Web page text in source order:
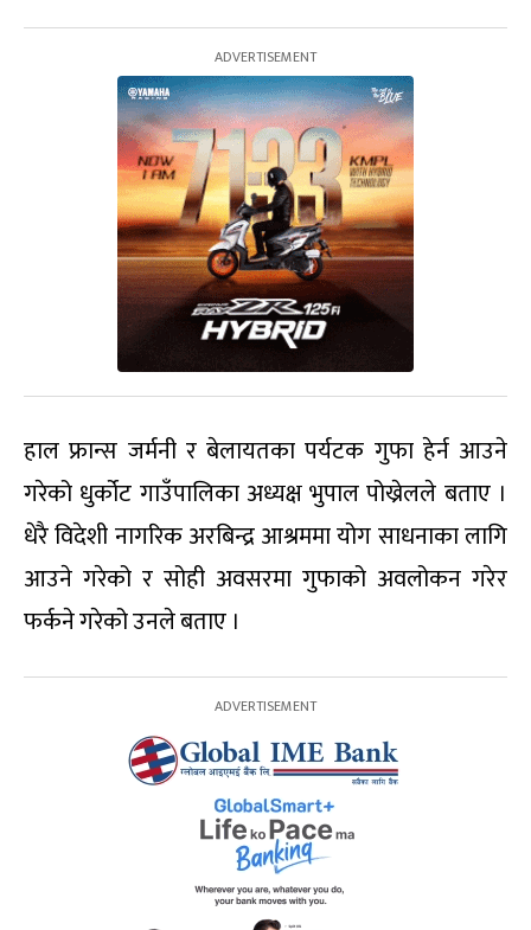
हाल फ्रान्स जर्मनी र बेलायतका पर्यटक गुफा हेर्न आउने
गरेको धुर्कोट गाउँपालिका अध्यक्ष भुपाल पोख्रेलले बताए ।
धेरै विदेशी नागरिक अरबिन्द्र आश्रममा योग साधनाका लागि
आउने गरेको र सोही अवसरमा गुफाको अवलोकन गरेर
फर्कने गरेको उनले बताए ।